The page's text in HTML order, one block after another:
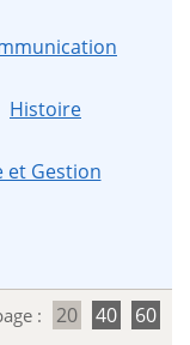
Histoire
et Gestion
: 20 40 60